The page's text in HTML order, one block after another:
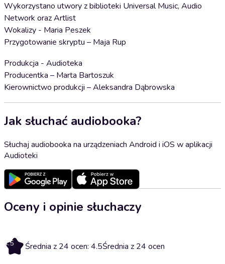
Wykorzystano utwory z biblioteki Universal Music, Audio
Network oraz Artlist
Wokalizy - Maria Peszek
Przygotowanie skryptu – Maja Rup
Produkcja - Audioteka
Producentka – Marta Bartoszuk
Kierownictwo produkcji – Aleksandra Dąbrowska
Jak słuchać audiobooka?
Słuchaj audiobooka na urządzeniach Android i iOS w aplikacji
Audioteki
Oceny i opinie słuchaczy
4.5 Średnia z 24 ocen: 4.5Średnia z 24 ocen